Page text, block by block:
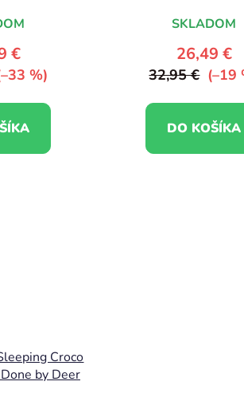
€
%)
SKLADOM
26,49 €
32,95 € (–19
DO KOŠÍKA
Croco
by Deer